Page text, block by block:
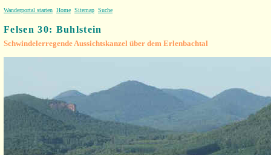
Wanderportal starten Home Sitemap Suche
Felsen 30: Buhlstein
Schwindelerregende Aussichtskanzel über dem Erlenbachtal